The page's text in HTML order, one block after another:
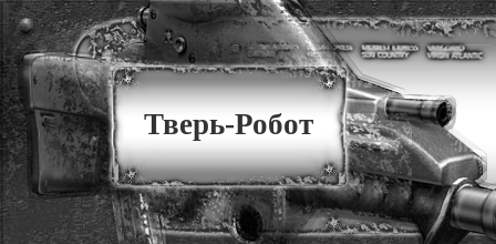
Тверь-Робот